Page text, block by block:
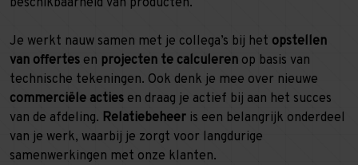
beschikbaarheid van producten.
Je werkt nauw samen met je collega’s bij het opstellen
van offertes en projecten te calculeren op basis van
technische tekeningen. Ook denk je mee over nieuwe
commerciële acties en draag je actief bij aan het succes
van de afdeling. Relatiebeheer is een belangrijk onderdeel
van je werk, waarbij je zorgt voor langdurige
samenwerkingen met onze klanten.